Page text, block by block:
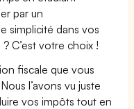
par un
simplicité dans vos
C’est votre choix !
fiscale que vous
l’avons vu juste
vos impôts tout en